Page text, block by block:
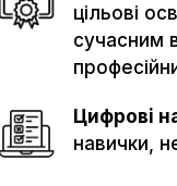
цільові
сучасним
Цифрові
навички,